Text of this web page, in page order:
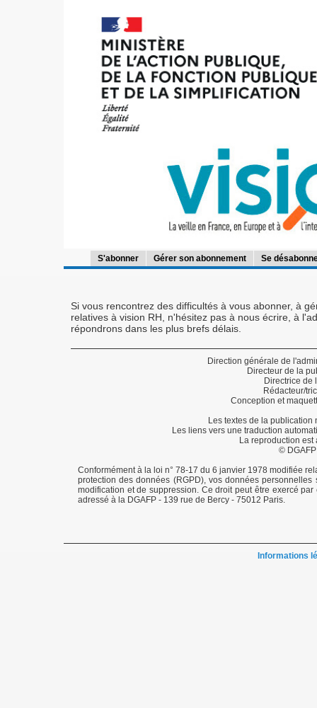
S'abonner Gérer son abonnement Se
Si vous rencontrez des difficultés à vous abonner, à
relatives à vision RH, n'hésitez pas à nous écrire, à
répondrons dans les plus brefs délais.
Direction générale de
Directeur de la
Directrice de
Rédacteur/
Conception et
Les textes de la publication
Les liens vers une traduction
La reproduction
©
Conformément à la loi n° 78-17 du 6 janvier 1978 modifiée
protection des données (RGPD), vos données
modification et de suppression. Ce droit peut être exercé
adressé à la DGAFP - 139 rue de Bercy - 75012 Paris.
Informations